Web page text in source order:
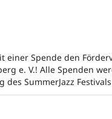
einer Spende den
e. V.! Alle Spenden
des SummerJazz